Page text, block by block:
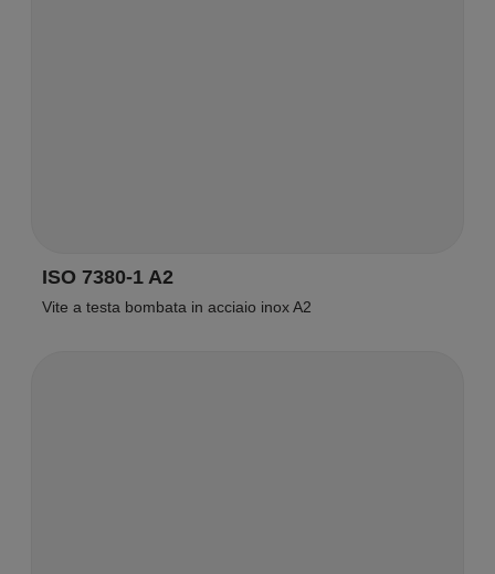
ISO 7380-1 A2
Vite a testa bombata in acciaio inox A2